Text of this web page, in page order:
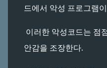
드에서 악성 프로그램
이러한 악성코드는 점
안감을 조장한다.